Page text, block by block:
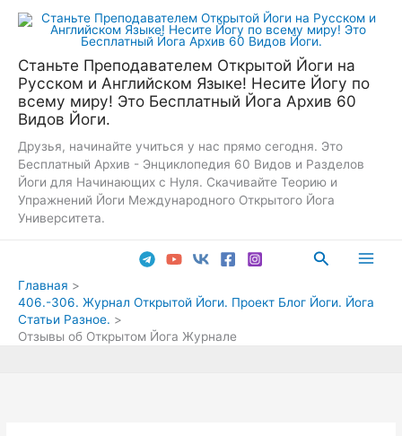
Перейти
Станьте Преподавателем Открытой Йоги на
Русском и Английском Языке! Несите Йогу по
всему миру! Это Бесплатный Йога Архив 60
Видов Йоги.
Друзья, начинайте учиться у нас прямо сегодня. Это
Бесплатный Архив - Энциклопедия 60 Видов и Разделов
Йоги для Начинающих с Нуля. Скачивайте Теорию и
Упражнений Йоги Международного Открытого Йога
Университета.
Поиск
Главная
406.-306. Журнал Открытой Йоги. Проект Блог Йоги. Йога
Статьи Разное.
Отзывы об Открытом Йога Журнале